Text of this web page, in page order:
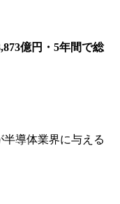
億円・5年間で総
導体業界に与える